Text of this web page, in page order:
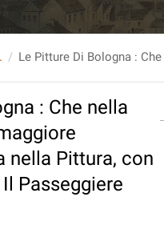
: Che nella
nella Pittura, con
Passeggiere